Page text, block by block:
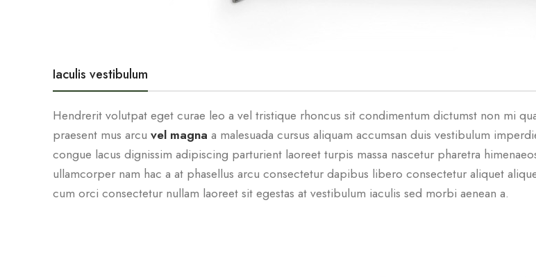
Iaculis vestibulum
Hendrerit volutpat eget curae leo a vel tristique rhoncus sit condimentum dictumst non mi
praesent mus arcu vel magna a malesuada cursus aliquam accumsan duis vestibulum
congue lacus dignissim adipiscing parturient laoreet turpis massa nascetur pharetra
ullamcorper nam hac a at phasellus arcu consectetur dapibus libero consectetur aliquet
cum orci consectetur nullam laoreet sit egestas at vestibulum iaculis sed morbi aenean a.